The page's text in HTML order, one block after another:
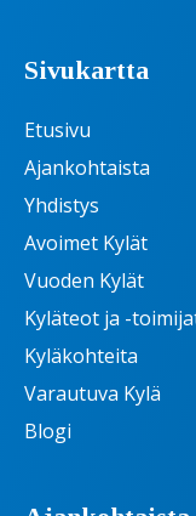
Sivukartta
Etusivu
Ajankohtaista
Yhdistys
Avoimet Kylät
Vuoden Kylät
Kyläteot ja -
Kyläkohteita
Varautuva Kylä
Blogi